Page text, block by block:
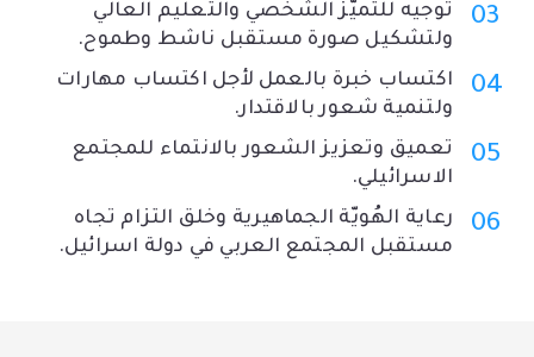
توجيه للتميّز الشخصي والتعليم العالي
ولتشكيل صورة مستقبل ناشط وطموح.
اكتساب خبرة بالعمل لأجل اكتساب مهارات
ولتنمية شعور بالاقتدار.
تعميق وتعزيز الشعور بالانتماء للمجتمع
الاسرائيلي.
رعاية الهُويّة الجماهيرية وخلق التزام تجاه
مستقبل المجتمع العربي في دولة اسرائيل.